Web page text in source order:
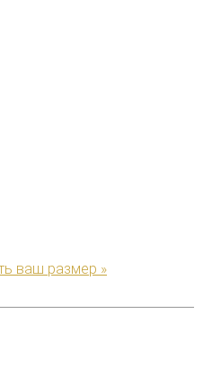
ваш размер »